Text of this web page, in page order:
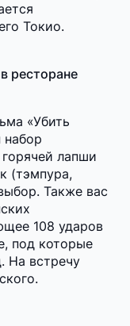
Токио.
ресторане
«Убить
набор
лапши
(тэмпура,
Также вас
108 ударов
под которые
На встречу